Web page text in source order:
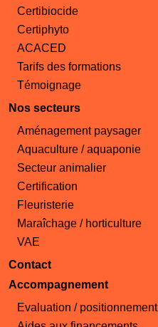
Certibiocide
Certiphyto
ACACED
Tarifs des formations
Témoignage
Nos secteurs
Aménagement paysager
Aquaculture / aquaponie
Secteur animalier
Certification
Fleuristerie
Maraîchage / horticulture
VAE
Contact
Accompagnement
Evaluation / positionnement